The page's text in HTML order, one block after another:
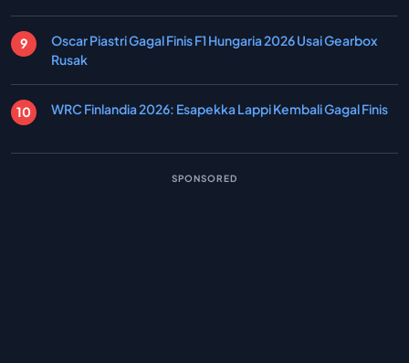
Oscar Piastri Gagal Finis F1 Hungaria 2026 Usai Gearbox
Rusak
WRC Finlandia 2026: Esapekka Lappi Kembali Gagal Finis
SPONSORED